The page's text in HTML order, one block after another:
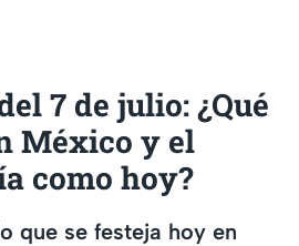
7 de julio: ¿Qué
México y el
como hoy?
que se festeja hoy en